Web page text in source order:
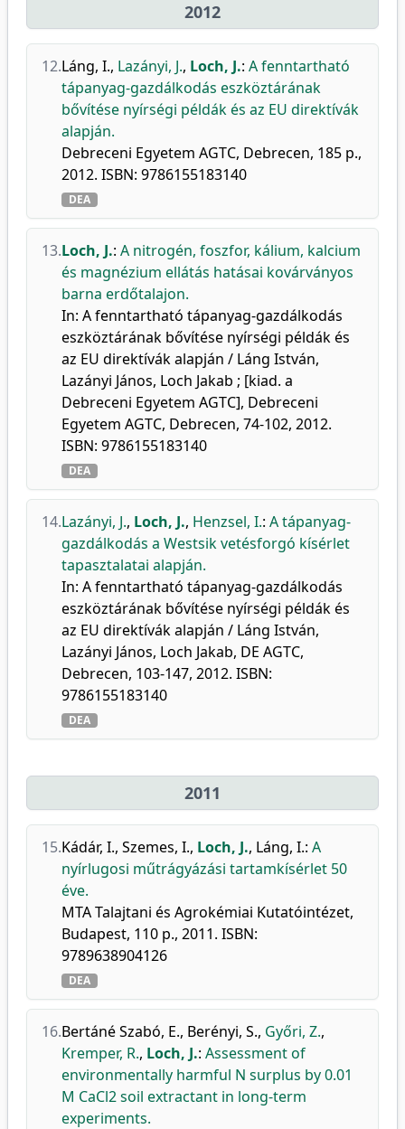
2012
12.Láng, I., Lazányi, J., Loch, J.: A fenntartható
tápanyag-gazdálkodás eszköztárának
bővítése nyírségi példák és az EU direktívák
alapján.
Debreceni Egyetem AGTC, Debrecen, 185 p.,
2012. ISBN: 9786155183140
DEA
13.Loch, J.: A nitrogén, foszfor, kálium, kalcium
és magnézium ellátás hatásai kovárványos
barna erdőtalajon.
In: A fenntartható tápanyag-gazdálkodás
eszköztárának bővítése nyírségi példák és
az EU direktívák alapján / Láng István,
Lazányi János, Loch Jakab ; [kiad. a
Debreceni Egyetem AGTC], Debreceni
Egyetem AGTC, Debrecen, 74-102, 2012.
ISBN: 9786155183140
DEA
14.Lazányi, J., Loch, J., Henzsel, I.: A tápanyag-
gazdálkodás a Westsik vetésforgó kísérlet
tapasztalatai alapján.
In: A fenntartható tápanyag-gazdálkodás
eszköztárának bővítése nyírségi példák és
az EU direktívák alapján / Láng István,
Lazányi János, Loch Jakab, DE AGTC,
Debrecen, 103-147, 2012. ISBN:
9786155183140
DEA
2011
15.Kádár, I., Szemes, I., Loch, J., Láng, I.: A
nyírlugosi műtrágyázási tartamkísérlet 50
éve.
MTA Talajtani és Agrokémiai Kutatóintézet,
Budapest, 110 p., 2011. ISBN:
9789638904126
DEA
16.Bertáné Szabó, E., Berényi, S., Győri, Z.,
Kremper, R., Loch, J.: Assessment of
environmentally harmful N surplus by 0.01
M CaCl2 soil extractant in long-term
experiments.